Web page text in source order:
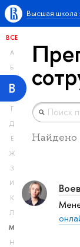
Высшая школа
ВСЕ
А
Б
В
Г
Д
Е
Ж
З
И
К
Л
М
Н
Найдено